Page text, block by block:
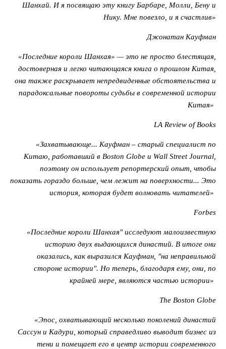
Шанхай. И я посвящаю эту книгу Барбаре, Молли, Бену и
Нику. Мне повезло, и я счастлив»
Джонатан Кауфман
«Последние короли Шанхая» — это не просто блестящая,
достоверная и легко читающаяся книга о прошлом Китая,
она также раскрывает непредвиденные обстоятельства и
парадоксальные повороты судьбы в современной истории
Китая»
LA Review of Books
«Захватывающе... Кауфман – старый специалист по
Китаю, работавший в Boston Globe и Wall Street Journal,
поэтому он использует репортерский опыт, чтобы
показать гораздо больше, чем лежит на поверхности... Это
история, которая будет волновать читателей»
Forbes
«Последние короли Шанхая" исследуют малоизвестную
историю двух выдающихся династий. В итоге они
оказались, как выразился Кауфман, "на неправильной
стороне истории". Но теперь, благодаря ему, они, по
крайней мере, являются частью истории»
The Boston Globe
«Эпос, охватывающий несколько поколений династий
Сассун и Кадури, который справедливо выводит бизнес из
тени и помещает его в центр истории современного